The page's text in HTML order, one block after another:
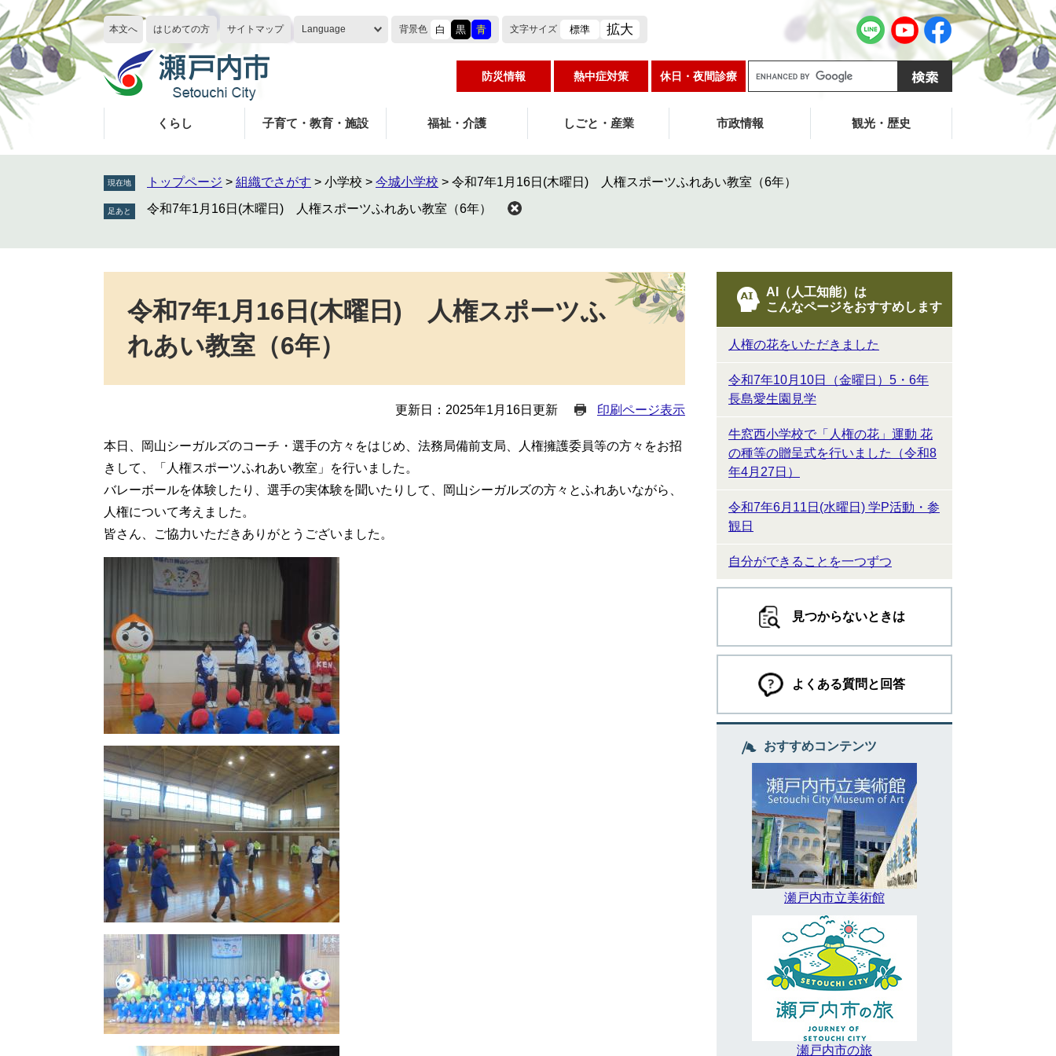
ペ
ー
ジ
の
先
頭
で
す
メ
ニ
ュ
ー
を
飛
ば
し
本文へ はじめての方 サイトマップ Language 背景色 白 黒 青 文字サイズ 標準 拡大
防災情報 熱中症対策 休日・夜間診療
g
e
ス
くらし 子育て・教育・施設 福祉・介護 しごと・産業 市政情報 観光・歴史
現在地 トップページ > 組織でさがす > 小学校 > 今城小学校 > 令和7年1月16日(木曜日) 人権スポーツふれあい教室（6年）
令和7年1月16日(木曜日) 人権スポーツふれあい教室（6年）
令和7年1月16日(木曜日) 人権スポーツふ
れあい教室（6年）
更新日：2025年1月16日更新 印刷ページ表示
本日、岡山シーガルズのコーチ・選手の方々をはじめ、法務局備前支局、人権擁護委員等の方々をお招
きして、「人権スポーツふれあい教室」を行いました。
バレーボールを体験したり、選手の実体験を聞いたりして、岡山シーガルズの方々とふれあいながら、
人権について考えました。
皆さん、ご協力いただきありがとうございました。
AI（人工知能）は
こんなページをおすすめします
人権の花をいただきました
令和7年10月10日（金曜日）5・6年
長島愛生園見学
牛窓西小学校で「人権の花」運動 花
の種等の贈呈式を行いました（令和8
年4月27日）
令和7年6月11日(水曜日) 学P活動・参
観日
自分ができることを一つずつ
見つからないときは
よくある質問と回答
おすすめコンテンツ
瀬戸内市立美術館
瀬戸内市の旅